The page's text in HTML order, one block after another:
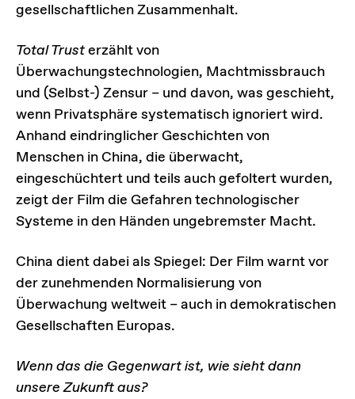
gesellschaftlichen Zusammenhalt.
Total Trusterzählt von
Überwachungstechnologien, Machtmissbrauch
und (Selbst-) Zensur – und davon, was geschieht,
wenn Privatsphäre systematisch ignoriert wird.
Anhand eindringlicher Geschichten von
Menschen in China, die überwacht,
eingeschüchtert und teils auch gefoltert wurden,
zeigt der Film die Gefahren technologischer
Systeme in den Händen ungebremster Macht.
China dient dabei als Spiegel: Der Film warnt vor
der zunehmenden Normalisierung von
Überwachung weltweit – auch in demokratischen
Gesellschaften Europas.
Wenn das die Gegenwart ist, wie sieht dann
unsere Zukunft aus?